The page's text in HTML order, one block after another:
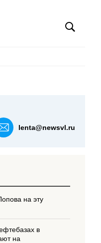
lenta@newsvl.ru
на эту
в
на